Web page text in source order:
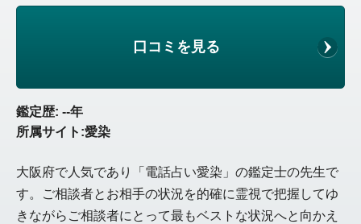
口コミを見る
鑑定歴: --年
所属サイト:愛染
大阪府で人気であり「電話占い愛染」の鑑定士の先生で
す。ご相談者とお相手の状況を的確に霊視で把握してゆ
きながらご相談者にとって最もベストな状況へと向かえ